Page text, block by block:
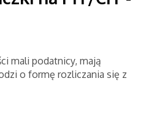
mali podatnicy, mają
o formę rozliczania się z